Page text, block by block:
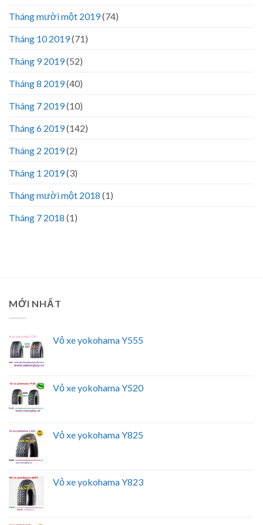
Tháng mười một 2019(74)
Tháng 10 2019(71)
Tháng 9 2019(52)
Tháng 8 2019(40)
Tháng 7 2019(10)
Tháng 6 2019(142)
Tháng 2 2019(2)
Tháng 1 2019(3)
Tháng mười một 2018 (1)
Tháng 7 2018 (1)
MỚI NHẤT
Vỏ xe yokohama Y555
Vỏ xe yokohama Y520
Vỏ xe yokohama Y825
Vỏ xe yokohama Y823